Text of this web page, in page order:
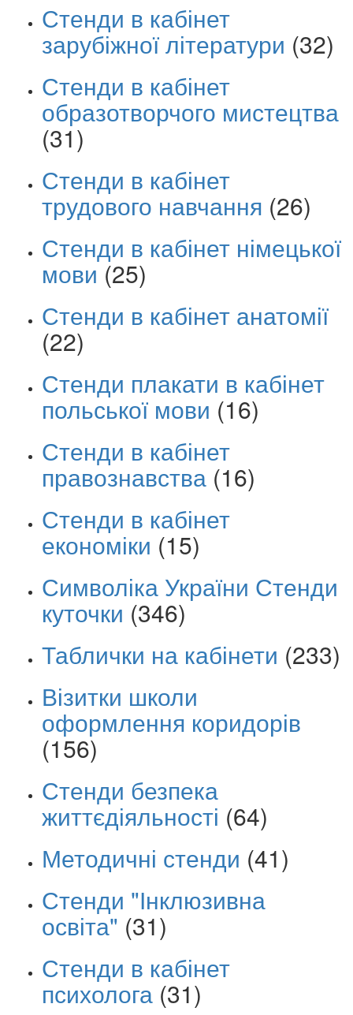
Стенди в кабінет
зарубіжної літератури (32)
Стенди в кабінет
образотворчого мистецтва
(31)
Стенди в кабінет
трудового навчання (26)
Стенди в кабінет німецької
мови (25)
Стенди в кабінет анатомії
(22)
Стенди плакати в кабінет
польської мови (16)
Стенди в кабінет
правознавства (16)
Стенди в кабінет
економіки (15)
Символіка України Стенди
куточки (346)
Таблички на кабінети (233)
Візитки школи
оформлення коридорів
(156)
Стенди безпека
життєдіяльності (64)
Методичні стенди (41)
Стенди "Інклюзивна
освіта" (31)
Стенди в кабінет
психолога (31)